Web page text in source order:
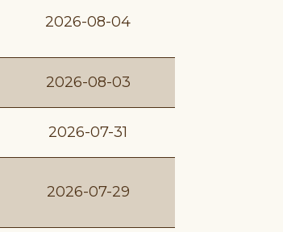
2026-08-04
2026-08-03
2026-07-31
2026-07-29